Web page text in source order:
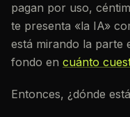
pagan por uso,
te presenta «la IA»
está mirando la parte
fondo en cuánto
Entonces, ¿dónde